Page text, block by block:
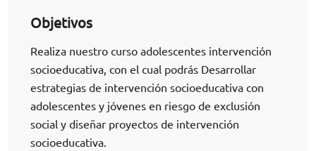
Objetivos
Realiza nuestro curso adolescentes intervención
socioeducativa, con el cual podrás Desarrollar
estrategias de intervención socioeducativa con
adolescentes y jóvenes en riesgo de exclusión
social y diseñar proyectos de intervención
socioeducativa.